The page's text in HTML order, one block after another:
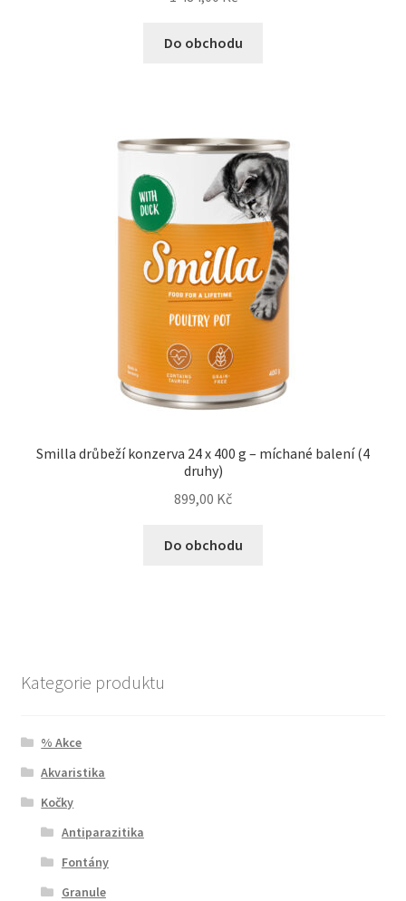
Do obchodu
Smilla drůbeží konzerva 24 x 400 g – míchané balení (4
druhy)
899,00 Kč
Do obchodu
Kategorie produktu
% Akce
Akvaristika
Kočky
Antiparazitika
Fontány
Granule